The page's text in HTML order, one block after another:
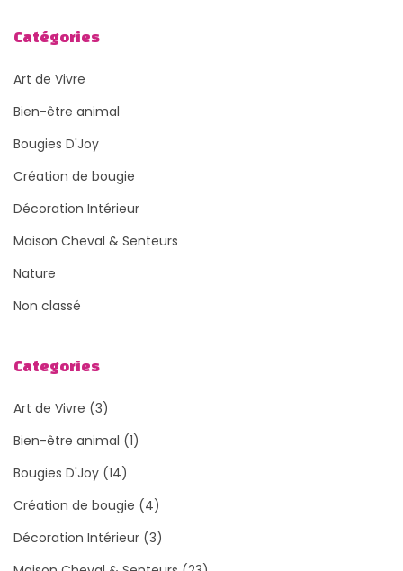
Catégories
Art de Vivre
Bien-être animal
Bougies D'Joy
Création de bougie
Décoration Intérieur
Maison Cheval & Senteurs
Nature
Non classé
Categories
Art de Vivre (3)
Bien-être animal (1)
Bougies D'Joy (14)
Création de bougie (4)
Décoration Intérieur (3)